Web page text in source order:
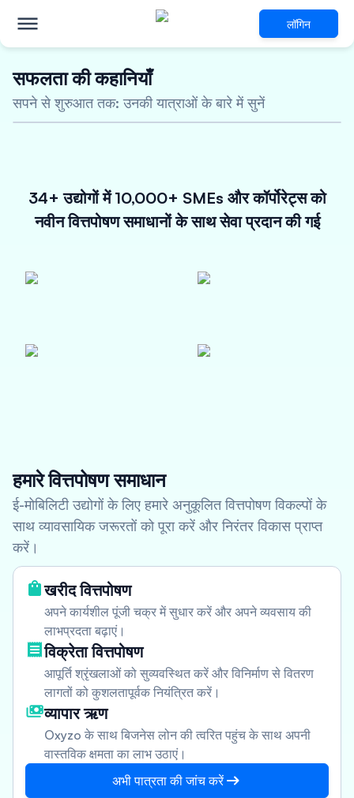
लॉगिन
अभिनव वित्तपोषण समाधानों के लिए
ई-मोबिलिटी उद्योग
48 घंटों के भीतर स्वीकृति
अभी पात्रता की जांच करें
सफलता की कहानियाँ
सपने से शुरुआत तक: उनकी यात्राओं के बारे में सुनें
34+ उद्योगों में 10,000+ SMEs और कॉर्पोरेट्स को
नवीन वित्तपोषण समाधानों के साथ सेवा प्रदान की गई
हमारे वित्तपोषण समाधान
ई-मोबिलिटी उद्योगों के लिए हमारे अनुकूलित वित्तपोषण विकल्पों के
साथ व्यावसायिक जरूरतों को पूरा करें और निरंतर विकास प्राप्त
करें।
खरीद वित्तपोषण
अपने कार्यशील पूंजी चक्र में सुधार करें और अपने व्यवसाय की
लाभप्रदता बढ़ाएं।
विक्रेता वित्तपोषण
आपूर्ति श्रृंखलाओं को सुव्यवस्थित करें और विनिर्माण से वितरण
लागतों को कुशलतापूर्वक नियंत्रित करें।
व्यापार ऋण
Oxyzo के साथ बिजनेस लोन की त्वरित पहुंच के साथ अपनी
वास्तविक क्षमता का लाभ उठाएं।
अभी पात्रता की जांच करें